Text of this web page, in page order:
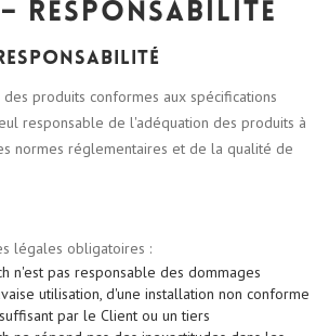
Responsabilité
produits conformes aux spécifications
responsable de l'adéquation des produits à
normes réglementaires et de la qualité de
légales obligatoires :
n'est pas responsable des dommages
utilisation, d'une installation non conforme
par le Client ou un tiers